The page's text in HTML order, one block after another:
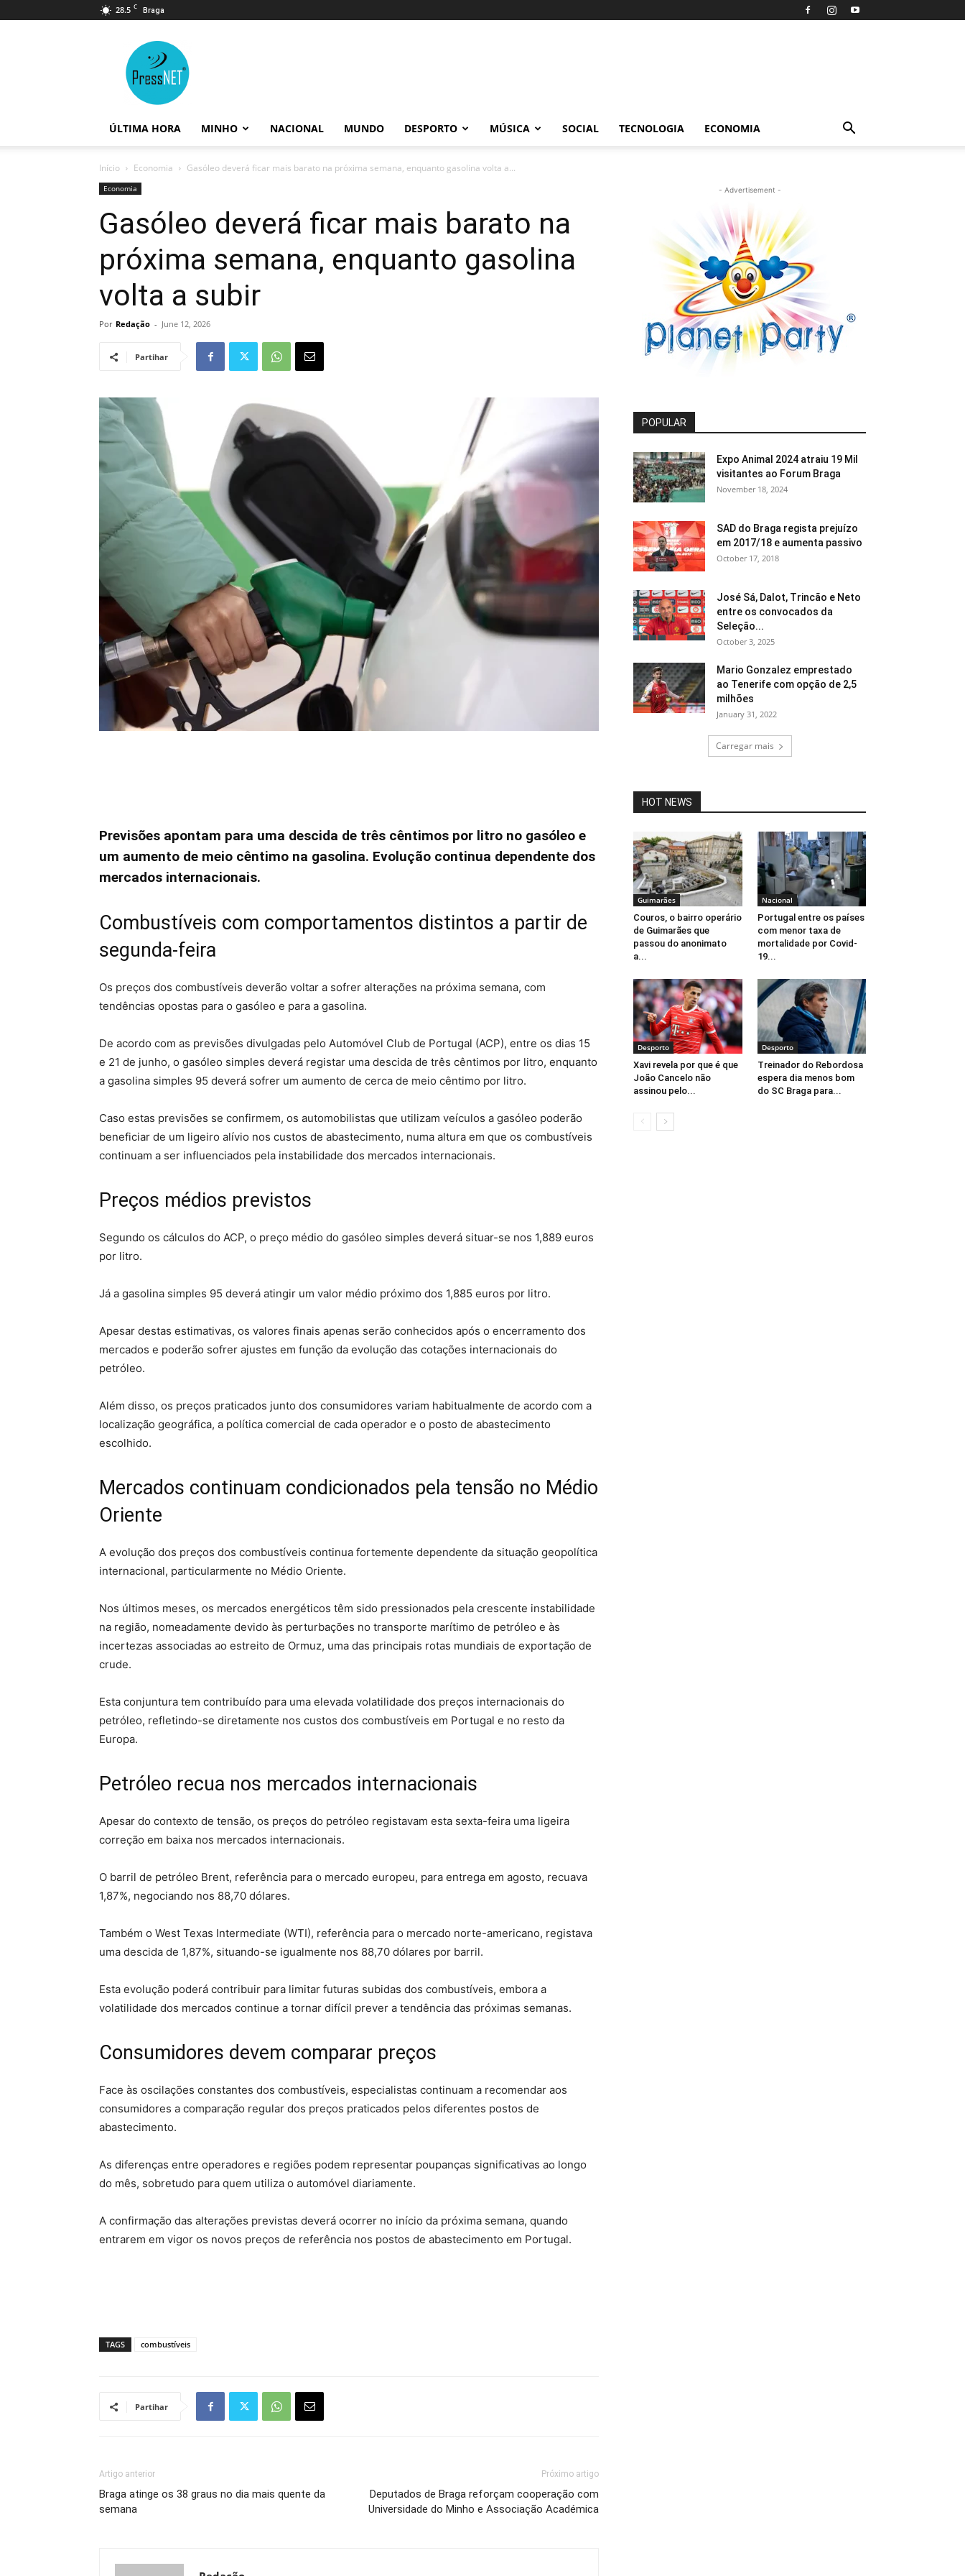
28.5 C Braga
ÚLTIMA HORA MINHO NACIONAL MUNDO DESPORTO MÚSICA SOCIAL TECNOLOGIA ECONOMIA
Início Economia Gasóleo deverá ficar mais barato na próxima semana, enquanto gasolina volta a...
Economia
Gasóleo deverá ficar mais barato na
próxima semana, enquanto gasolina
volta a subir
Por Redação - June 12, 2026
Partihar
Previsões apontam para uma descida de três cêntimos por litro no gasóleo e
um aumento de meio cêntimo na gasolina. Evolução continua dependente dos
mercados internacionais.
Combustíveis com comportamentos distintos a partir de
segunda-feira
Os preços dos combustíveis deverão voltar a sofrer alterações na próxima semana, com
tendências opostas para o gasóleo e para a gasolina.
De acordo com as previsões divulgadas pelo Automóvel Club de Portugal (ACP), entre os dias 15
e 21 de junho, o gasóleo simples deverá registar uma descida de três cêntimos por litro, enquanto
a gasolina simples 95 deverá sofrer um aumento de cerca de meio cêntimo por litro.
Caso estas previsões se confirmem, os automobilistas que utilizam veículos a gasóleo poderão
beneficiar de um ligeiro alívio nos custos de abastecimento, numa altura em que os combustíveis
continuam a ser influenciados pela instabilidade dos mercados internacionais.
Preços médios previstos
Segundo os cálculos do ACP, o preço médio do gasóleo simples deverá situar-se nos 1,889 euros
por litro.
Já a gasolina simples 95 deverá atingir um valor médio próximo dos 1,885 euros por litro.
Apesar destas estimativas, os valores finais apenas serão conhecidos após o encerramento dos
mercados e poderão sofrer ajustes em função da evolução das cotações internacionais do
petróleo.
Além disso, os preços praticados junto dos consumidores variam habitualmente de acordo com a
localização geográfica, a política comercial de cada operador e o posto de abastecimento
escolhido.
Mercados continuam condicionados pela tensão no Médio
Oriente
A evolução dos preços dos combustíveis continua fortemente dependente da situação geopolítica
internacional, particularmente no Médio Oriente.
Nos últimos meses, os mercados energéticos têm sido pressionados pela crescente instabilidade
na região, nomeadamente devido às perturbações no transporte marítimo de petróleo e às
incertezas associadas ao estreito de Ormuz, uma das principais rotas mundiais de exportação de
crude.
Esta conjuntura tem contribuído para uma elevada volatilidade dos preços internacionais do
petróleo, refletindo-se diretamente nos custos dos combustíveis em Portugal e no resto da
Europa.
Petróleo recua nos mercados internacionais
Apesar do contexto de tensão, os preços do petróleo registavam esta sexta-feira uma ligeira
correção em baixa nos mercados internacionais.
O barril de petróleo Brent, referência para o mercado europeu, para entrega em agosto, recuava
1,87%, negociando nos 88,70 dólares.
Também o West Texas Intermediate (WTI), referência para o mercado norte-americano, registava
uma descida de 1,87%, situando-se igualmente nos 88,70 dólares por barril.
Esta evolução poderá contribuir para limitar futuras subidas dos combustíveis, embora a
volatilidade dos mercados continue a tornar difícil prever a tendência das próximas semanas.
Consumidores devem comparar preços
Face às oscilações constantes dos combustíveis, especialistas continuam a recomendar aos
consumidores a comparação regular dos preços praticados pelos diferentes postos de
abastecimento.
As diferenças entre operadores e regiões podem representar poupanças significativas ao longo
do mês, sobretudo para quem utiliza o automóvel diariamente.
A confirmação das alterações previstas deverá ocorrer no início da próxima semana, quando
entrarem em vigor os novos preços de referência nos postos de abastecimento em Portugal.
TAGS combustíveis
Partihar
Artigo anterior
Braga atinge os 38 graus no dia mais quente da
semana
Próximo artigo
Deputados de Braga reforçam cooperação com
Universidade do Minho e Associação Académica
- Advertisement -
POPULAR
Expo Animal 2024 atraiu 19 Mil
visitantes ao Forum Braga
November 18, 2024
SAD do Braga regista prejuízo
em 2017/18 e aumenta passivo
October 17, 2018
José Sá, Dalot, Trincão e Neto
entre os convocados da
Seleção...
October 3, 2025
Mario Gonzalez emprestado
ao Tenerife com opção de 2,5
milhões
January 31, 2022
Carregar mais
HOT NEWS
Guimarães
Couros, o bairro operário
de Guimarães que
passou do anonimato
a...
Nacional
Portugal entre os países
com menor taxa de
mortalidade por Covid-
19...
Desporto
Xavi revela por que é que
João Cancelo não
assinou pelo...
Desporto
Treinador do Rebordosa
espera dia menos bom
do SC Braga para...